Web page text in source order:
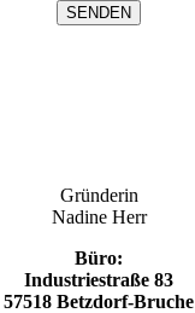
SENDEN
Gründerin
Nadine Herr
Büro:
Industriestraße 83
57518 Betzdorf-Bruche